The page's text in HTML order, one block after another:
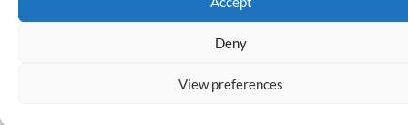
Deny
View preferences